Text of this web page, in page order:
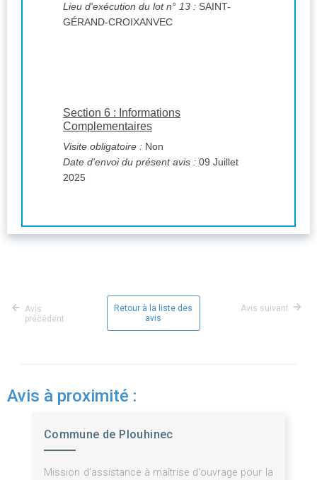
Lieu d'exécution du lot n° 13 : SAINT-
GÉRAND-CROIXANVEC
Section 6 : Informations
Complementaires
Visite obligatoire : Non
Date d'envoi du présent avis : 09 Juillet
2025
Avis
précédent
Retour à la liste des
avis
Avis suivant
Avis à proximité :
Commune de Plouhinec
Mission d'assistance à maîtrise d'ouvrage pour la